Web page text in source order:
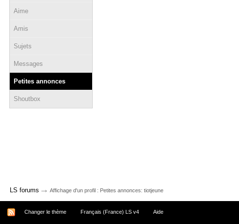
Aime
Amis
Sujets
Messages
Petites annonces
Shoutbox
LS forums → Affichage d'un profil : Petites annonces: tiotjeune
Changer le thème Français (France) LS v4 Aide